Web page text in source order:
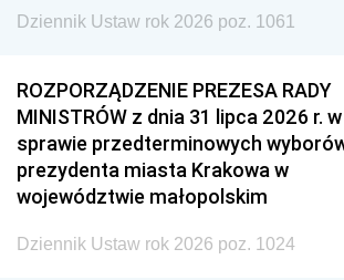
Dziennik Ustaw rok 2026 poz. 1061
ROZPORZĄDZENIE PREZESA RADY
MINISTRÓW z dnia 31 lipca 2026 r. w
sprawie przedterminowych
prezydenta miasta Krakowa w
województwie małopolskim
Dziennik Ustaw rok 2026 poz. 1024